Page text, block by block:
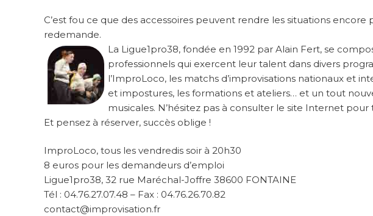
C’est fou ce que des accessoires peuvent rendre les situations encore
redemande.
La Ligue1pro38, fondée en 1992 par Alain Fert, se
professionnels qui exercent leur talent dans divers
l’ImproLoco, les matchs d’improvisations nationaux et
et impostures, les formations et ateliers… et un tout
musicales. N’hésitez pas à consulter le site Internet
Et pensez à réserver, succès oblige !
ImproLoco, tous les vendredis soir à 20h30
8 euros pour les demandeurs d’emploi
Ligue1pro38, 32 rue Maréchal-Joffre 38600 FONTAINE
Tél : 04.76.27.07.48 – Fax : 04.76.26.70.82
contact@improvisation.fr